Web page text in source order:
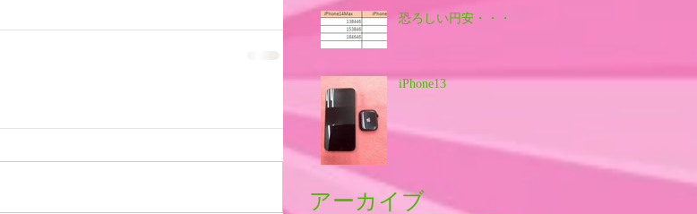
恐ろしい円安・・・
iPhone13
アーカイブ